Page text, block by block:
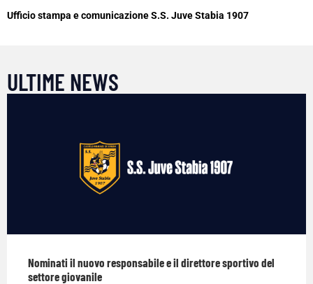
Ufficio stampa e comunicazione S.S. Juve Stabia 1907
ULTIME NEWS
Nominati il nuovo responsabile e il direttore sportivo del
settore giovanile